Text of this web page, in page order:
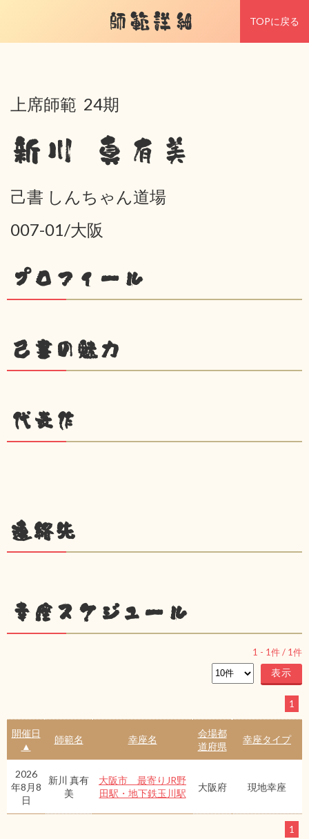
師範詳細 TOPに戻る
上席師範 24期
新川 真有美
己書 しんちゃん道場
007-01/大阪
プロフィール
己書の魅力
代表作
連絡先
幸座スケジュール
1 - 1件 / 1件
1
開催日
▲
師範名 幸座名
会場都
道府県
幸座タイプ
2026
年8月8
日
新川 真有
美
大阪市 最寄りJR野
田駅・地下鉄玉川駅
大阪府 現地幸座
1